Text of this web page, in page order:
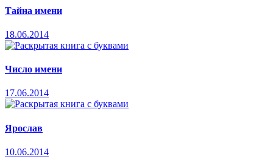
Тайна имени
18.06.2014
Число имени
17.06.2014
Ярослав
10.06.2014